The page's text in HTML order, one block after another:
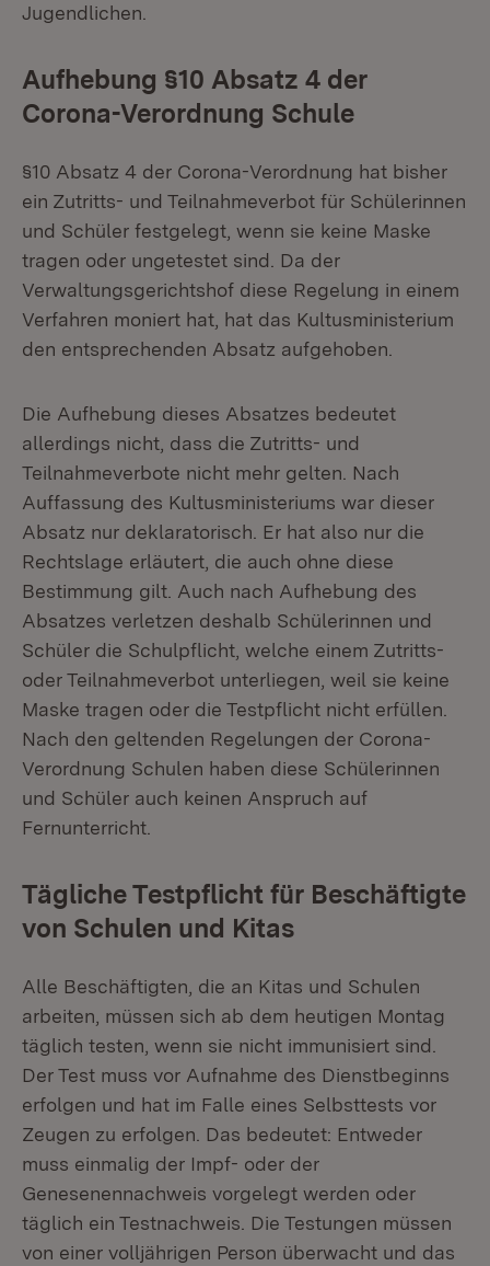
Jugendlichen.
Aufhebung §10 Absatz 4 der
Corona-Verordnung Schule
§10 Absatz 4 der Corona-Verordnung hat bisher
ein Zutritts- und Teilnahmeverbot für Schülerinnen
und Schüler festgelegt, wenn sie keine Maske
tragen oder ungetestet sind. Da der
Verwaltungsgerichtshof diese Regelung in einem
Verfahren moniert hat, hat das Kultusministerium
den entsprechenden Absatz aufgehoben.
Die Aufhebung dieses Absatzes bedeutet
allerdings nicht, dass die Zutritts- und
Teilnahmeverbote nicht mehr gelten. Nach
Auffassung des Kultusministeriums war dieser
Absatz nur deklaratorisch. Er hat also nur die
Rechtslage erläutert, die auch ohne diese
Bestimmung gilt. Auch nach Aufhebung des
Absatzes verletzen deshalb Schülerinnen und
Schüler die Schulpflicht, welche einem Zutritts-
oder Teilnahmeverbot unterliegen, weil sie keine
Maske tragen oder die Testpflicht nicht erfüllen.
Nach den geltenden Regelungen der Corona-
Verordnung Schulen haben diese Schülerinnen
und Schüler auch keinen Anspruch auf
Fernunterricht.
Tägliche Testpflicht für Beschäftigte
von Schulen und Kitas
Alle Beschäftigten, die an Kitas und Schulen
arbeiten, müssen sich ab dem heutigen Montag
täglich testen, wenn sie nicht immunisiert sind.
Der Test muss vor Aufnahme des Dienstbeginns
erfolgen und hat im Falle eines Selbsttests vor
Zeugen zu erfolgen. Das bedeutet: Entweder
muss einmalig der Impf- oder der
Genesenennachweis vorgelegt werden oder
täglich ein Testnachweis. Die Testungen müssen
von einer volljährigen Person überwacht und das